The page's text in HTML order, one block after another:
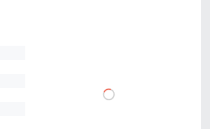
DO KOSZYKA